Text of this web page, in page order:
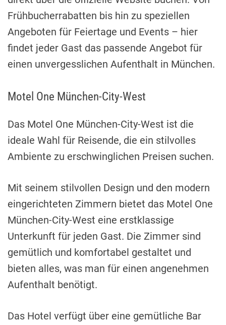
Frühbucherrabatten bis hin zu speziellen
Angeboten für Feiertage und Events – hier
findet jeder Gast das passende Angebot für
einen unvergesslichen Aufenthalt in München.
Motel One München-City-West
Das Motel One München-City-West ist die
ideale Wahl für Reisende, die ein stilvolles
Ambiente zu erschwinglichen Preisen suchen.
Mit seinem stilvollen Design und den modern
eingerichteten Zimmern bietet das Motel One
München-City-West eine erstklassige
Unterkunft für jeden Gast. Die Zimmer sind
gemütlich und komfortabel gestaltet und
bieten alles, was man für einen angenehmen
Aufenthalt benötigt.
Das Hotel verfügt über eine gemütliche Bar